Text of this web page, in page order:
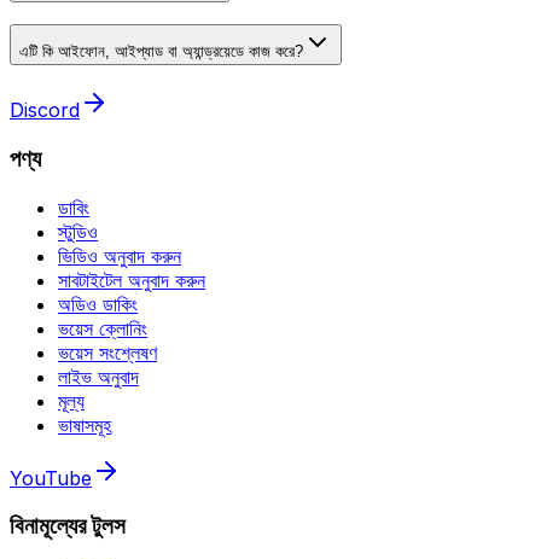
এটি কি আইফোন, আইপ্যাড বা অ্যান্ড্রয়েডে কাজ করে?
Discord
পণ্য
ডাবিং
স্টুডিও
ভিডিও অনুবাদ করুন
সাবটাইটেল অনুবাদ করুন
অডিও ডাকিং
ভয়েস ক্লোনিং
ভয়েস সংশ্লেষণ
লাইভ অনুবাদ
মূল্য
ভাষাসমূহ
YouTube
বিনামূল্যের টুলস